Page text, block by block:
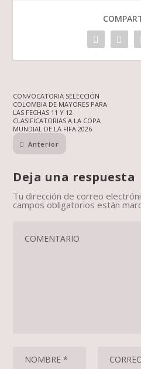
CONVOCATORIA SELECCIÓN
COLOMBIA DE MAYORES PARA
LAS FECHAS 11 Y 12
CLASIFICATORIAS A LA COPA
MUNDIAL DE LA FIFA 2026
Anterior
Deja una respuesta
Tu dirección de correo
campos obligatorios están